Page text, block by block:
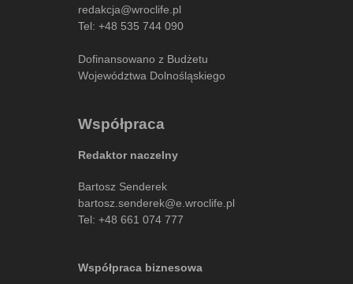
redakcja@wroclife.pl
Tel: +48 535 744 090
Dofinansowano z Budżetu
Województwa Dolnośląskiego
Współpraca
Redaktor naczelny
Bartosz Senderek
bartosz.senderek@e.wroclife.pl
Tel: +48 661 074 777
Współpraca biznesowa